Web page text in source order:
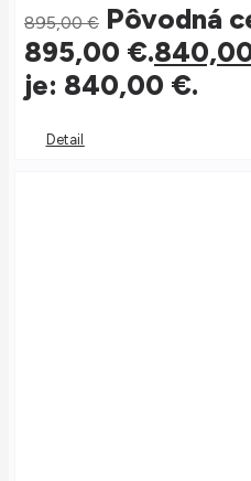
895,00€ Pôvodná
895,00 €.
je: 840,00 €.
Detail